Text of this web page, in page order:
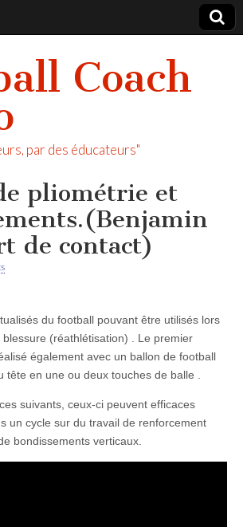
Coach
par des éducateurs"
pliométrie et
de contact)
du football pouvant être utilisés lors
blessure (réathlétisation) . Le premier
également avec un ballon de football
tête en une ou deux touches de balle .
suivants, ceux-ci peuvent efficaces
un cycle sur du travail de renforcement
bondissements verticaux.